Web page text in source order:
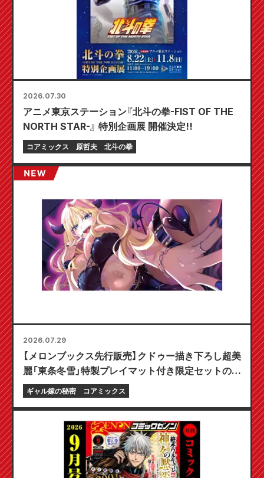
2026.07.30
アニメ東京ステーション『北斗の拳-FIST OF THE
NORTH STAR-』 特別企画展 開催決定!!
コアミックス 原哲夫 北斗の拳
2026.07.29
【メロンブックス先行販売】クドゥー描き下ろし超美
麗「東条冬雪」特製プレイマット付き限定セットの予
約受付開始！『ギャル嫁の秘密』最新第6巻が10月20
日発売予定！
ギャル嫁の秘密 コアミックス